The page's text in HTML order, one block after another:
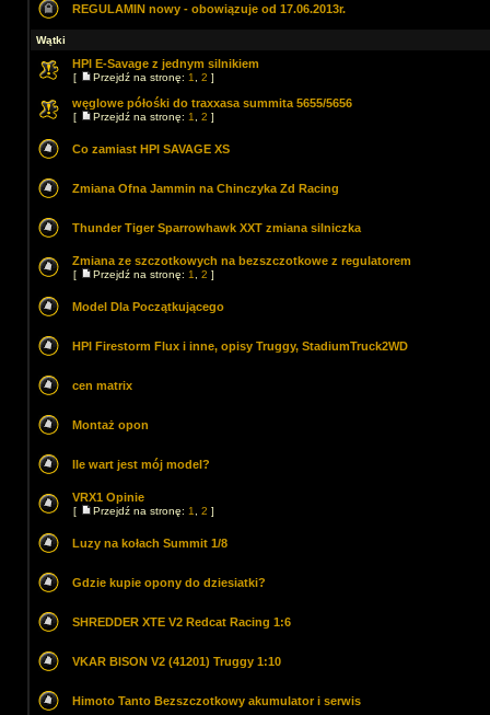
REGULAMIN nowy - obowiązuje od 17.06.2013r.
Wątki
HPI E-Savage z jednym silnikiem
[ Przejdź na stronę: 1 2 ]
węglowe półośki do traxxasa summita 5655/5656
[ Przejdź na stronę: 1 2 ]
Co zamiast HPI SAVAGE XS
Zmiana Ofna Jammin na Chinczyka Zd Racing
Thunder Tiger Sparrowhawk XXT zmiana silniczka
Zmiana ze szczotkowych na bezszczotkowe z regulatorem
[ Przejdź na stronę: 1 2 ]
Model Dla Początkującego
HPI Firestorm Flux i inne, opisy Truggy, StadiumTruck2WD
cen matrix
Montaż opon
Ile wart jest mój model?
VRX1 Opinie
[ Przejdź na stronę: 1 2 ]
Luzy na kołach Summit 1/8
Gdzie kupie opony do dziesiatki?
SHREDDER XTE V2 Redcat Racing 1:6
VKAR BISON V2 (41201) Truggy 1:10
Himoto Tanto Bezszczotkowy akumulator i serwis